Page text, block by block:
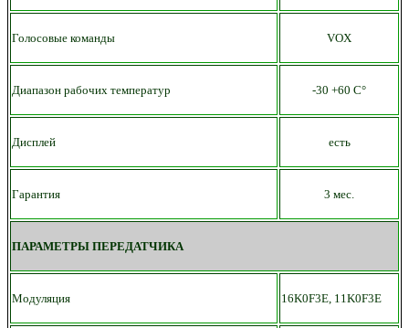
Голосовые команды VOX
Диапазон рабочих температур -30 +60 С°
Дисплей есть
Гарантия 3 мес.
ПАРАМЕТРЫ ПЕРЕДАТЧИКА
Модуляция 16K0F3E, 11K0F3E